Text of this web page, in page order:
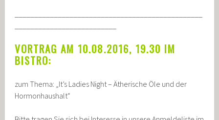
VORTRAG AM 10.08.2016, 19.30 IM
BISTRO:
zum Thema: „It’s Ladies Night – Ätherische Öle und der
Hormonhaushalt“